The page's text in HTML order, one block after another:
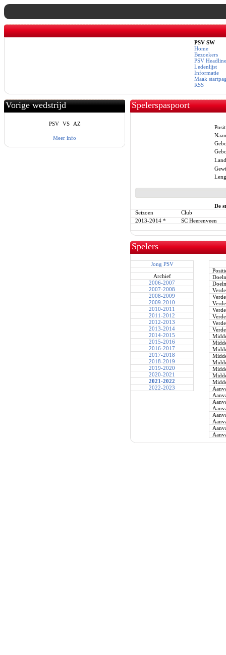
PSV SW
Home
Bezoekers
PSV
Ledenlijst
Informatie
Maak
RSS
Vorige wedstrijd
PSV VS AZ
Meer info
Spelerspaspoort
De
Seizoen
Club
2013-2014 * SC Heerenveen
Spelers
Jong PSV
Archief
2006-2007
2007-2008
2008-2009
2009-2010
2010-2011
2011-2012
2012-2013
2013-2014
2014-2015
2015-2016
2016-2017
2017-2018
2018-2019
2019-2020
2020-2021
2021-2022
2022-2023